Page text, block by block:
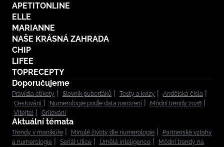
APETITONLINE
ELLE
MARIANNE
NAŠE KRÁSNÁ ZAHRADA
CHIP
LIFEE
TOPRECEPTY
Doporučujeme
Pravidla etikety Slovník puberťáků Testy a kvízy
Andělská čísla
Cestování
Numerologie podle data narození
Módní trendy 2026
Vítejte!
Grilování
Aktuální témata
Trendy v manikúře Minulé životy dle numerologie
Partnerské vztahy
a numerologie
Seriál Ulice Umělá inteligence
Módní trendy na